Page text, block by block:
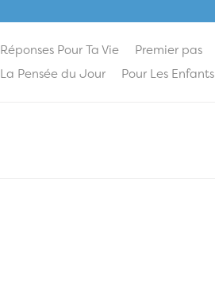
Réponses Pour Ta Vie Premier pas
La Pensée du Jour
Pour Les Enfants